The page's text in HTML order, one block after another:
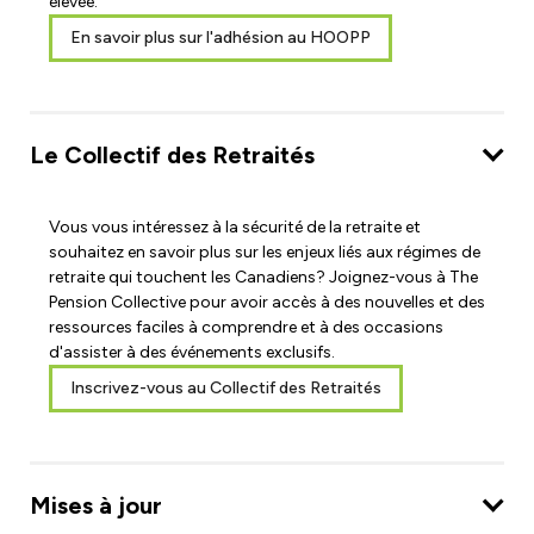
En savoir plus sur l'adhésion au HOOPP
Le Collectif des Retraités
Vous vous intéressez à la sécurité de la retraite et
souhaitez en savoir plus sur les enjeux liés aux régimes de
retraite qui touchent les Canadiens? Joignez-vous à The
Pension Collective pour avoir accès à des nouvelles et des
ressources faciles à comprendre et à des occasions
d'assister à des événements exclusifs.
Inscrivez-vous au Collectif des Retraités
Mises à jour